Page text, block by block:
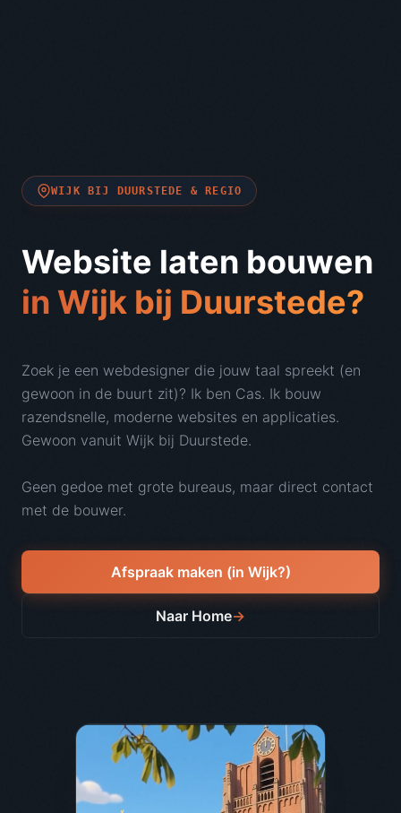
WIJK BIJ DUURSTEDE & REGIO
Website laten bouwen
in Wijk bij Duurstede?
Zoek je een webdesigner die jouw taal spreekt (en
gewoon in de buurt zit)? Ik ben Cas. Ik bouw
razendsnelle, moderne websites en applicaties.
Gewoon vanuit Wijk bij Duurstede.
Geen gedoe met grote bureaus, maar direct contact
met de bouwer.
Afspraak maken (in Wijk?)
Naar Home→